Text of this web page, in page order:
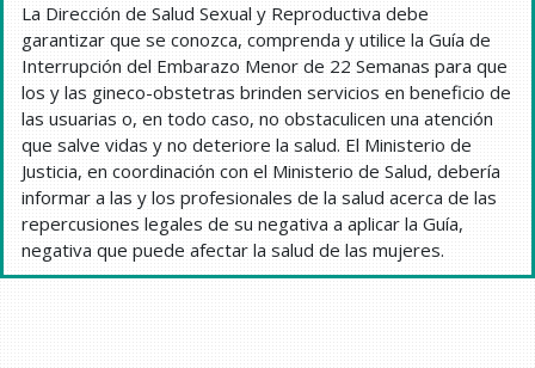
La Dirección de Salud Sexual y Reproductiva debe
garantizar que se conozca, comprenda y utilice la Guía de
Interrupción del Embarazo Menor de 22 Semanas para que
los y las gineco-obstetras brinden servicios en beneficio de
las usuarias o, en todo caso, no obstaculicen una atención
que salve vidas y no deteriore la salud. El Ministerio de
Justicia, en coordinación con el Ministerio de Salud, debería
informar a las y los profesionales de la salud acerca de las
repercusiones legales de su negativa a aplicar la Guía,
negativa que puede afectar la salud de las mujeres.